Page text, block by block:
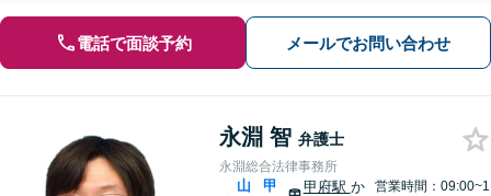
電話で面談予約 メールでお問い合わせ
永淵 智 弁護士
永淵総合法律事務所
山
甲
甲府駅 か
営業時間：09:00~1